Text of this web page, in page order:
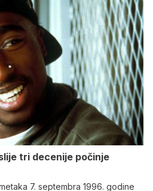
tri decenije počinje
7. septembra 1996. godine